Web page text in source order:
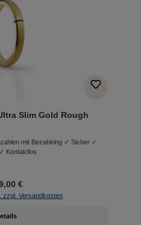
Slim Gold Rough
mit Bezahlring ✓ Sicher ✓
Kontaktlos
€
zzgl. Versandkosten